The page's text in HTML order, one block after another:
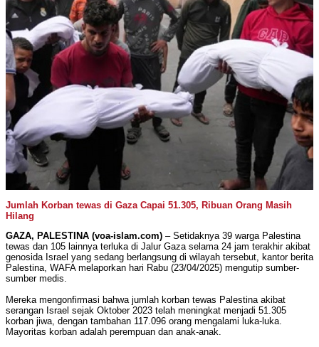
Jumlah Korban tewas di Gaza Capai 51.305, Ribuan Orang Masih
Hilang
GAZA, PALESTINA (voa-islam.com) – Setidaknya 39 warga Palestina
tewas dan 105 lainnya terluka di Jalur Gaza selama 24 jam terakhir akibat
genosida Israel yang sedang berlangsung di wilayah tersebut, kantor berita
Palestina, WAFA melaporkan hari Rabu (23/04/2025) mengutip sumber-
sumber medis.
Mereka mengonfirmasi bahwa jumlah korban tewas Palestina akibat
serangan Israel sejak Oktober 2023 telah meningkat menjadi 51.305
korban jiwa, dengan tambahan 117.096 orang mengalami luka-luka.
Mayoritas korban adalah perempuan dan anak-anak.